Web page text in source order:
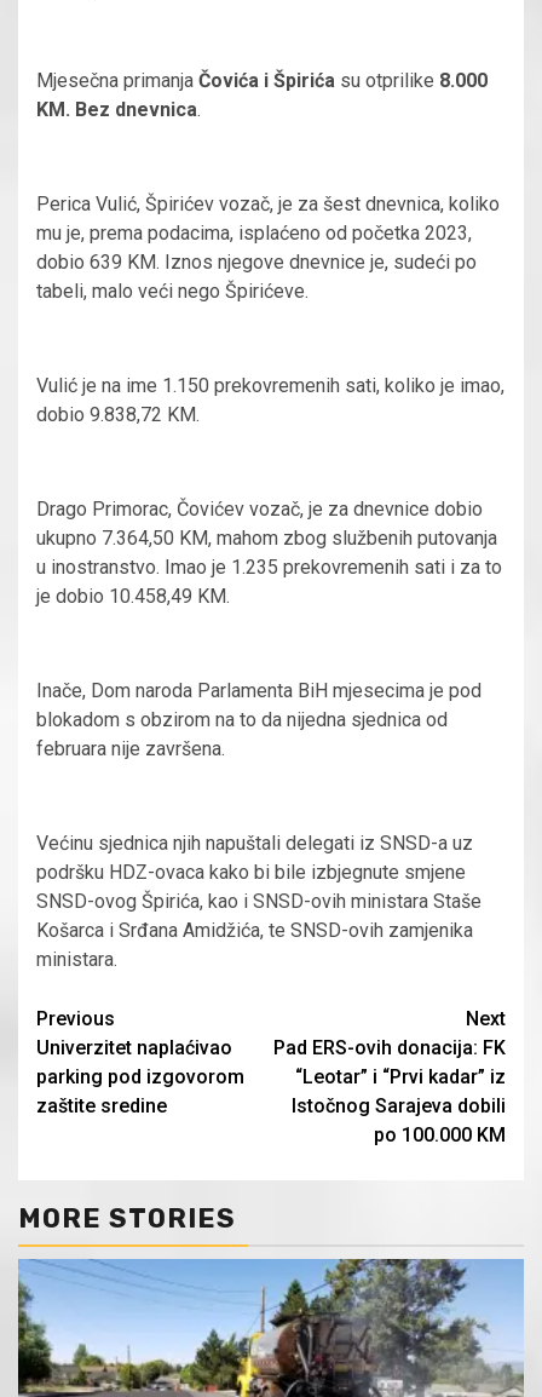
Mjesečna primanja Čovića i Špirića su otprilike 8.000
KM. Bez dnevnica.
Perica Vulić, Špirićev vozač, je za šest dnevnica, koliko
mu je, prema podacima, isplaćeno od početka 2023,
dobio 639 KM. Iznos njegove dnevnice je, sudeći po
tabeli, malo veći nego Špirićeve.
Vulić je na ime 1.150 prekovremenih sati, koliko je imao,
dobio 9.838,72 KM.
Drago Primorac, Čovićev vozač, je za dnevnice dobio
ukupno 7.364,50 KM, mahom zbog službenih putovanja
u inostranstvo. Imao je 1.235 prekovremenih sati i za to
je dobio 10.458,49 KM.
Inače, Dom naroda Parlamenta BiH mjesecima je pod
blokadom s obzirom na to da nijedna sjednica od
februara nije završena.
Većinu sjednica njih napuštali delegati iz SNSD-a uz
podršku HDZ-ovaca kako bi bile izbjegnute smjene
SNSD-ovog Špirića, kao i SNSD-ovih ministara Staše
Košarca i Srđana Amidžića, te SNSD-ovih zamjenika
ministara.
Continue
Reading
Previous
Univerzitet naplaćivao
parking pod izgovorom
zaštite sredine
Next
Pad ERS-ovih donacija: FK
“Leotar” i “Prvi kadar” iz
Istočnog Sarajeva dobili
po 100.000 KM
MORE STORIES